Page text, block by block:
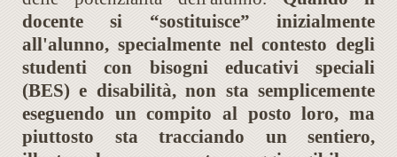
docente si “sostituisce” inizialmente
all'alunno, specialmente nel contesto degli
studenti con bisogni educativi speciali
(BES) e disabilità, non sta semplicemente
eseguendo un compito al posto loro, ma
piuttosto sta tracciando un sentiero,